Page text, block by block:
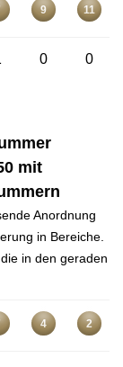
9 11
0 0
mit
Anordnung
in Bereiche.
in den geraden
4 2